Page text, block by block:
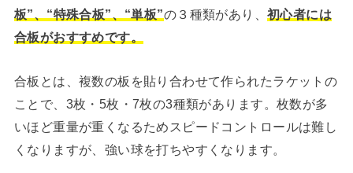
板”、“特殊合板”、“単板”の３種類があり、 初心者には
合板がおすすめです。
合板とは、複数の板を貼り合わせて作られたラケットの
ことで、3枚・5枚・7枚の3種類があります。枚数が多
いほど重量が重くなるためスピードコントロールは難し
くなりますが、強い球を打ちやすくなります。